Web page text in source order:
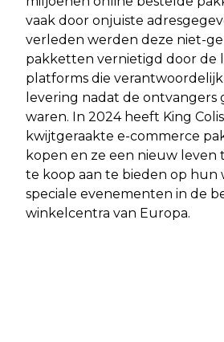
vaak door onjuiste
verleden werden deze niet-
pakketten vernietigd door de
platforms die
levering nadat de ontvangers
waren. In 2024 heeft King
kwijtgeraakte e-commerce
kopen en ze een nieuw leven
te koop aan te bieden op hun
speciale evenementen in de
winkelcentra van Europa.